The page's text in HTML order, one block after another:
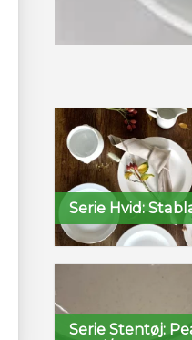
Serie Hvid:
Serie Stentøj: